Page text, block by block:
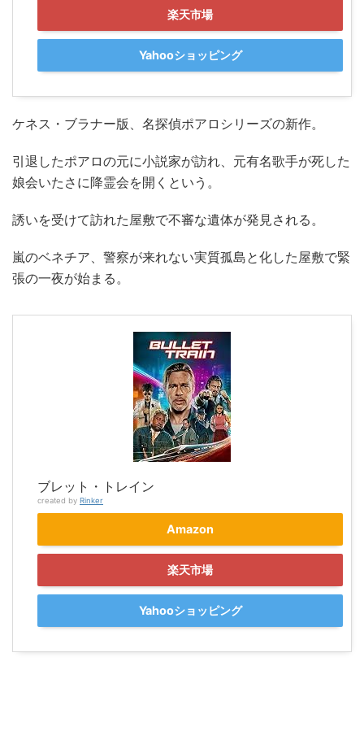
楽天市場
Yahooショッピング
ケネス・ブラナー版、名探偵ポアロシリーズの新作。
引退したポアロの元に小説家が訪れ、元有名歌手が死した
娘会いたさに降霊会を開くという。
誘いを受けて訪れた屋敷で不審な遺体が発見される。
嵐のベネチア、警察が来れない実質孤島と化した屋敷で緊
張の一夜が始まる。
ブレット・トレイン
created by Rinker
Amazon
楽天市場
Yahooショッピング